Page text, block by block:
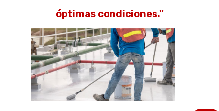
IMPERMEABILIZACIÓN
Cubiertas, placas, terrazas,
jardineras y tanques de agua
óptimas condiciones."